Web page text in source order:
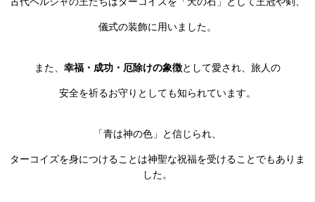
儀式の装飾に用いました。
また、 幸福・成功・厄除けの象徴として愛され、旅人の
安全を祈るお守りとしても知られています。
「青は神の色」と信じられ、
ターコイズを身につけることは神聖な祝福を受けることでもありま
した。